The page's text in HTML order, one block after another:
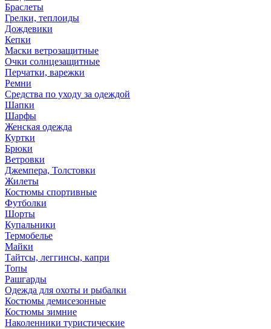
Браслеты
Грелки, теплоиды
Дождевики
Кепки
Маски ветрозащитные
Очки солнцезащитные
Перчатки, варежки
Ремни
Средства по уходу за одеждой
Шапки
Шарфы
Женская одежда
Куртки
Брюки
Ветровки
Джемпера, Толстовки
Жилеты
Костюмы спортивные
Футболки
Шорты
Купальники
Термобелье
Майки
Тайтсы, леггинсы, капри
Топы
Рашгарды
Одежда для охоты и рыбалки
Костюмы демисезонные
Костюмы зимние
Наколенники туристические